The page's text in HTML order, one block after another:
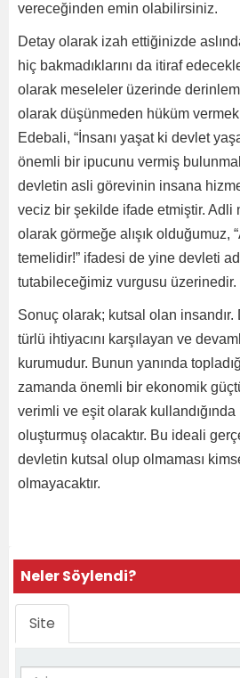
vereceğinden emin olabilirsiniz.
Detay olarak izah ettiğinizde
hiç bakmadıklarını da itiraf
olarak meseleler üzerinde
olarak düşünmeden hüküm
Edebali, “İnsanı yaşat ki devlet
önemli bir ipucunu vermiş
devletin asli görevinin insana
veciz bir şekilde ifade etmiştir. Adli
olarak görmeğe alışık olduğumuz,
temelidir!” ifadesi de yine devleti
tutabileceğimiz vurgusu üzerinedir.
Sonuç olarak; kutsal olan insandır.
türlü ihtiyacını karşılayan ve
kurumudur. Bunun yanında
zamanda önemli bir ekonomik
verimli ve eşit olarak
oluşturmuş olacaktır. Bu ideali
devletin kutsal olup olmaması
olmayacaktır.
Neler Söylendi?
Site